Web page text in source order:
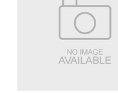
đủ từ ô màu mong
tán nhẹ theo chuyển
thể kết hợp nhiều ô
thoa màu nền trước, sau